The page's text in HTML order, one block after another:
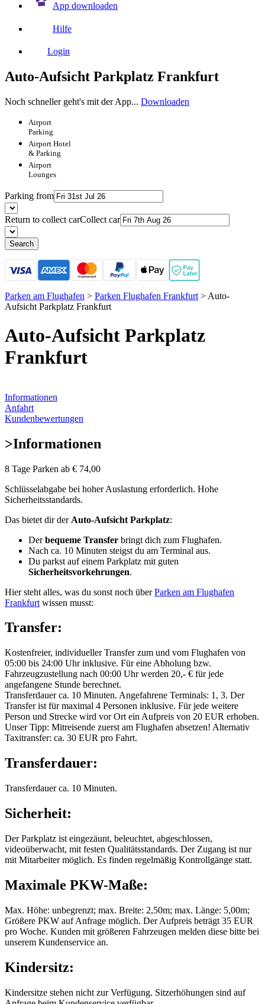
App downloaden
Hilfe
Login
Auto-Aufsicht Parkplatz Frankfurt
Noch schneller geht's mit der App... Downloaden
Airport
Parking
Airport Hotel
& Parking
Airport
Lounges
Parking from
Return to collect carCollect car
Search
Parken am Flughafen > Parken Flughafen Frankfurt > Auto-
Aufsicht Parkplatz Frankfurt
Auto-Aufsicht Parkplatz
Frankfurt
Informationen
Anfahrt
Kundenbewertungen
>Informationen
8 Tage Parken ab € 74,00
Schlüsselabgabe bei hoher Auslastung erforderlich. Hohe
Sicherheitsstandards.
Das bietet dir der Auto-Aufsicht Parkplatz:
Derbequeme Transfer bringt dich zum Flughafen.
Nach ca. 10 Minuten steigst du am Terminal aus.
Du parkst auf einem Parkplatz mit guten
Sicherheitsvorkehrungen.
Hier steht alles, was du sonst noch überParken am Flughafen
Frankfurt wissen musst:
Transfer:
Kostenfreier, individueller Transfer zum und vom Flughafen von
05:00 bis 24:00 Uhr inklusive. Für eine Abholung bzw.
Fahrzeugzustellung nach 00:00 Uhr werden 20,- € für jede
angefangene Stunde berechnet.
Transferdauer ca. 10 Minuten. Angefahrene Terminals: 1, 3. Der
Transfer ist für maximal 4 Personen inklusive. Für jede weitere
Person und Strecke wird vor Ort ein Aufpreis von 20 EUR erhoben.
Unser Tipp: Mitreisende zuerst am Flughafen absetzen! Alternativ
Taxitransfer: ca. 30 EUR pro Fahrt.
Transferdauer:
Transferdauer ca. 10 Minuten.
Sicherheit:
Der Parkplatz ist eingezäunt, beleuchtet, abgeschlossen,
videoüberwacht, mit festen Qualitätsstandards. Der Zugang ist nur
mit Mitarbeiter möglich. Es finden regelmäßig Kontrollgänge statt.
Maximale PKW-Maße:
Max. Höhe: unbegrenzt; max. Breite: 2,50m; max. Länge: 5,00m;
Größere PKW auf Anfrage möglich. Der Aufpreis beträgt 35 EUR
pro Woche. Kunden mit größeren Fahrzeugen melden diese bitte bei
unserem Kundenservice an.
Kindersitz:
Kindersitze stehen nicht zur Verfügung. Sitzerhöhungen sind auf